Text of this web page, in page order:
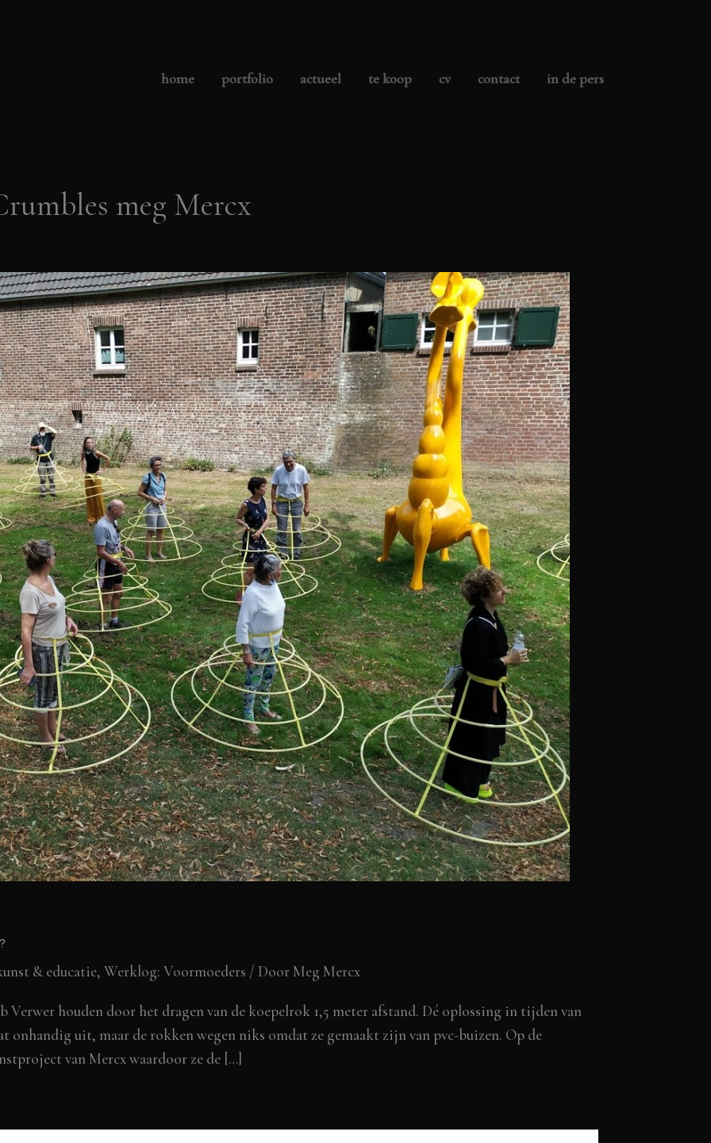
home portfolio actueel te koop cv contact in de pers
meg Mercx
& educatie, Werklog: Voormoeders / Door Meg Mercx
Verwer houden door het dragen van de koepelrok 1,5 meter afstand. Dé oplossing in tijden van
onhandig uit, maar de rokken wegen niks omdat ze gemaakt zijn van pvc-buizen. Op de
van Mercx waardoor ze de […]